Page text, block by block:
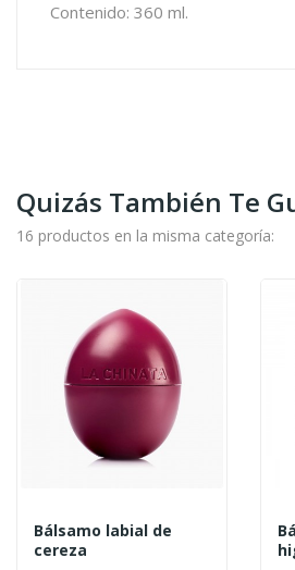
Contenido: 360 ml.
Quizás También Te
16 productos en la misma categoría:
Bálsamo labial de
cereza